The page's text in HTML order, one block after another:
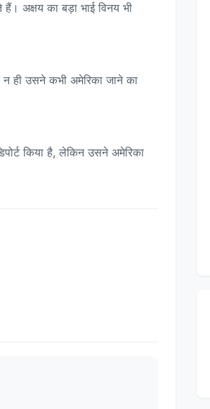
अक्षय का बड़ा भाई विनय भी
न ही उसने कभी अमेरिका जाने का
किया है, लेकिन उसने अमेरिका